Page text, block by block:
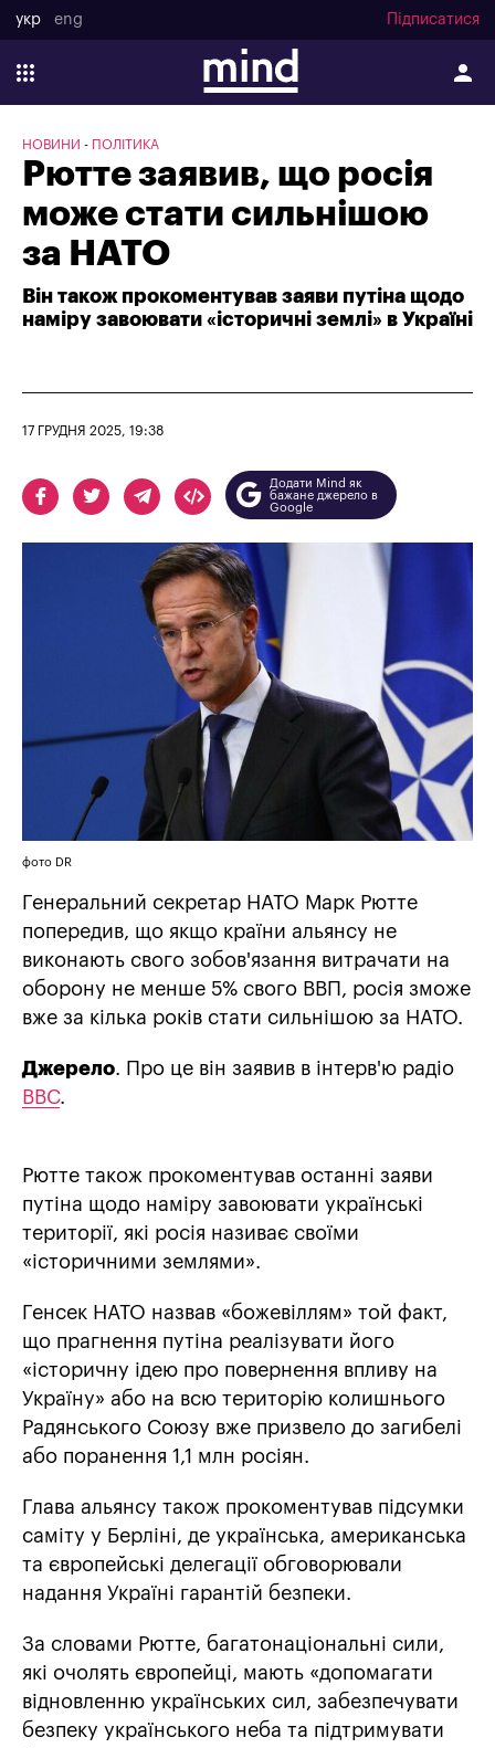
укр eng Підписатися
НОВИНИ ПОЛІТИКА
Рютте заявив, що росія
може стати сильнішою
за НАТО
Він також прокоментував заяви путіна щодо
наміру завоювати «історичні землі» в Україні
17 ГРУДНЯ 2025, 19:38
Додати Mind як
бажане джерело в
Google
фото DR
Генеральний секретар НАТО Марк Рютте
попередив, що якщо країни альянсу не
виконають свого зобов'язання витрачати на
оборону не менше 5% свого ВВП, росія зможе
вже за кілька років стати сильнішою за НАТО.
Джерело. Про це він заявив в інтерв'ю радіо
ВВС.
Рютте також прокоментував останні заяви
путіна щодо наміру завоювати українські
території, які росія називає своїми
«історичними землями».
Генсек НАТО назвав «божевіллям» той факт,
що прагнення путіна реалізувати його
«історичну ідею про повернення впливу на
Україну» або на всю територію колишнього
Радянського Союзу вже призвело до загибелі
або поранення 1,1 млн росіян.
Глава альянсу також прокоментував підсумки
саміту у Берліні, де українська, американська
та європейські делегації обговорювали
надання Україні гарантій безпеки.
За словами Рютте, багатонаціональні сили,
які очолять європейці, мають «допомагати
відновленню українських сил, забезпечувати
безпеку українського неба та підтримувати